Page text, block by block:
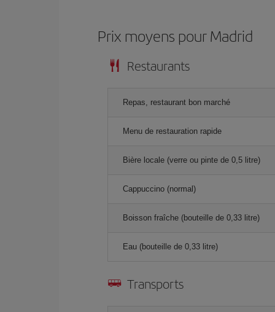
Prix ​​moyens pour Madrid
Restaurants
Repas, restaurant bon marché
Menu de restauration rapide
Bière locale (verre ou pinte de 0,5 litre)
Cappuccino (normal)
Boisson fraîche (bouteille de 0,33 litre)
Eau (bouteille de 0,33 litre)
Transports